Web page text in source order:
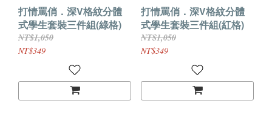
打情罵俏．深V格紋分體
式學生套裝三件組(綠格)
NT$1,050
NT$349
打情罵俏．深V格紋分體
式學生套裝三件組(紅格)
NT$1,050
NT$349